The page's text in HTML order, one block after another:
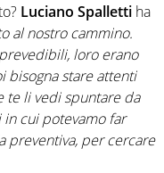
Luciano Spalletti ha
al nostro cammino.
loro erano
bisogna stare attenti
te li vedi spuntare da
cui potevamo far
preventiva, per cercare